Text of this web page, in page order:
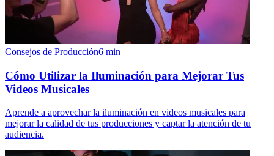
Consejos de Producción6 min
Cómo Utilizar la Iluminación para Mejorar Tus
Videos Musicales
Aprende a aprovechar la iluminación en videos musicales para
mejorar la calidad de tus producciones y captar la atención de tu
audiencia.